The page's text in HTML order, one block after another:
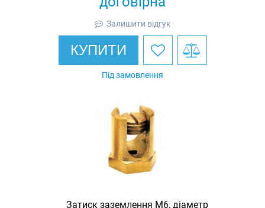
Залишити відгук
КУПИТИ
Під замовлення
Затиск заземлення M6, діаметр